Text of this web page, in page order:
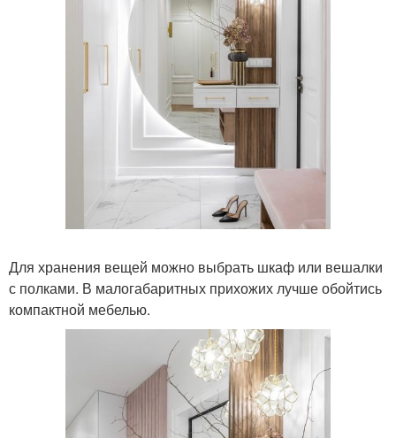
Для хранения вещей можно выбрать шкаф или вешалки
с полками. В малогабаритных прихожих лучше обойтись
компактной мебелью.